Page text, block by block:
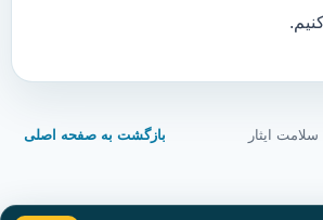
ایثار بازگشت به صفحه اصلی